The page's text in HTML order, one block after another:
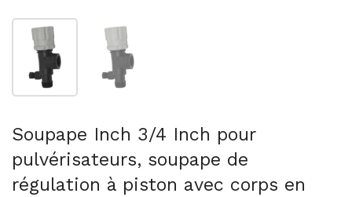
Afficher la diapositive 1Afficher la diapositive 2
Soupape Inch 3/4 Inch pour
pulvérisateurs, soupape de
régulation à piston avec corps en